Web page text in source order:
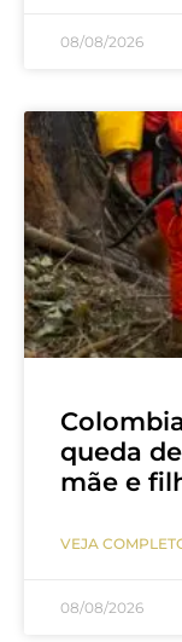
08/08/2026
queda
mãe e
VEJA
08/08/2026